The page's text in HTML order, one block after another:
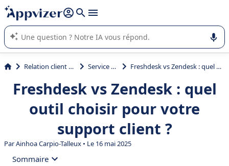
répondre (plusieurs lignes avec
L'IA de Appvizer vous guide dans l'utilisation ou la sélection de
logiciel SaaS en entreprise.
Relation client et vente Service Client Freshdesk vs Zendesk : quel outil choisir pour votre support client ?
Freshdesk vs Zendesk : quel
outil choisir pour votre
support client ?
ParAinhoa Carpio-Talleux • Le 16 mai 2025
Sommaire